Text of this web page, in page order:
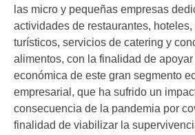
las micro y pequeñas empresas
actividades de restaurantes,
turísticos, servicios de catering y
alimentos, con la finalidad de
económica de este gran segmento
empresarial, que ha sufrido un
consecuencia de la pandemia por
finalidad de viabilizar la